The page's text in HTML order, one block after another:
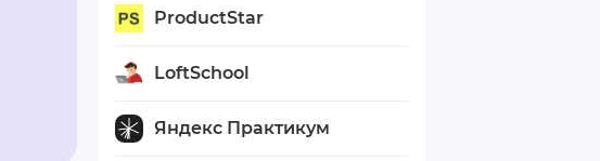
ProductStar
LoftSchool
Яндекс Практикум